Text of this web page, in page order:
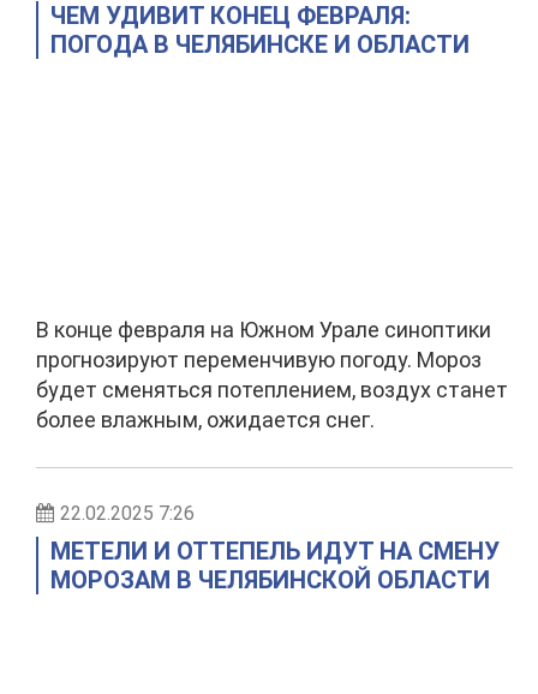
ЧЕМ УДИВИТ КОНЕЦ ФЕВРАЛЯ:
ПОГОДА В ЧЕЛЯБИНСКЕ И ОБЛАСТИ
В конце февраля на Южном Урале синоптики
прогнозируют переменчивую погоду. Мороз
будет сменяться потеплением, воздух станет
более влажным, ожидается снег.
22.02.2025 7:26
МЕТЕЛИ И ОТТЕПЕЛЬ ИДУТ НА СМЕНУ
МОРОЗАМ В ЧЕЛЯБИНСКОЙ ОБЛАСТИ